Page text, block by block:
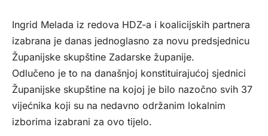
Ingrid Melada iz redova HDZ-a i koalicijskih partnera
izabrana je danas jednoglasno za novu predsjednicu
Županijske skupštine Zadarske županije.
Odlučeno je to na današnjoj konstituirajućoj sjednici
Županijske skupštine na kojoj je bilo nazočno svih 37
vijećnika koji su na nedavno održanim lokalnim
izborima izabrani za ovo tijelo.